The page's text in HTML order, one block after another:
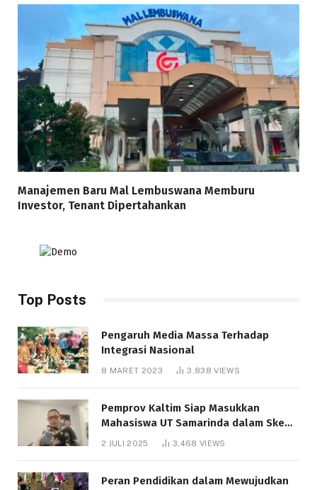
Manajemen Baru Mal Lembuswana Memburu
Investor, Tenant Dipertahankan
Top Posts
Pengaruh Media Massa Terhadap
Integrasi Nasional
8 MARET 2023 3,838VIEWS
Pemprov Kaltim Siap Masukkan
Mahasiswa UT Samarinda dalam Skema
Bantuan Pendidikan Gratispol
2 JULI 2025 3,468 VIEWS
Peran Pendidikan dalam Mewujudkan